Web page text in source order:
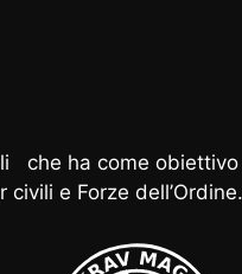
che ha come obiettivo
e Forze dell’Ordine.